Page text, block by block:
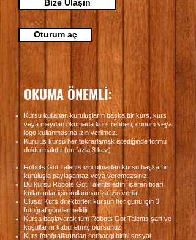
Bize Ulaşın
Oturum aç
OKUMA ÖNEMLİ:
Kursu kullanan kuruluşların başka bir kurs, kurs
veya meydan okumada kurs rehberi, sunum veya
logo kullanmasına izin verilmez.
Kuruluş kursu her tekrarlamak istediğinde formu
doldurmalıdır (en fazla 3 kez)
Robots Got Talents izni olmadan kursu başka bir
kuruluşla paylaşamaz veya veremezsiniz.
Bu kursu Robots Got Talents adını içeren ticari
kullanımlar için kullanmanıza izin verilir.
Ulusal Kurs direktörleri kursun her günü için 3
fotoğraf göndermelidir
Kursa başlayarak tüm Robots Got Talents şart ve
koşullarını kabul etmiş olursunuz.
Kurs fotoğraflarından herhangi birini sosyal